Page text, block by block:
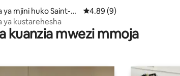
4.82 kati ya 5, tathmini 34
ya mjini huko Saint-T
Ukadiriaji wa wastani wa
4.89 (9)
ya kustarehesha
kuanzia mwezi mmoja